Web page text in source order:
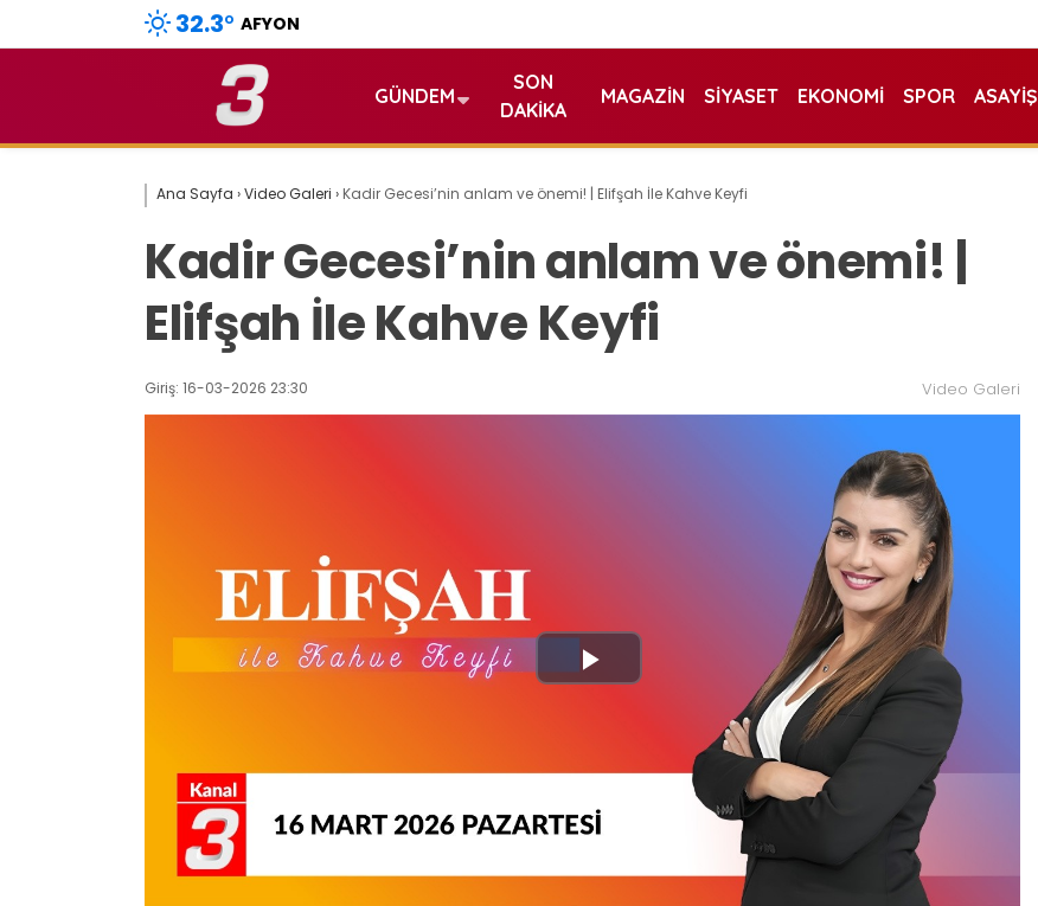
32.3° AFYON
GÜNDEM
SON
DAKIKA
MAGAZIN SIYASET EKONOMI SPOR ASAYIŞ
Ana Sayfa ›Video Galeri › Kadir Gecesi’nin anlam ve önemi! | Elifşah İle Kahve Keyfi
Kadir Gecesi’nin anlam ve önemi! |
Elifşah İle Kahve Keyfi
Giriş: 16-03-2026 23:30 Video Galeri
Play